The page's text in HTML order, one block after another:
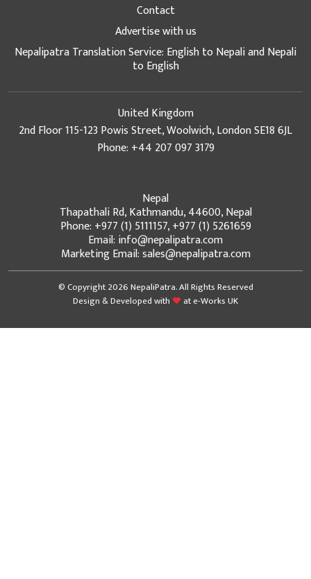
Contact
Advertise with us
Nepalipatra Translation Service: English to Nepali and Nepali
to English
United Kingdom
2nd Floor 115-123 Powis Street, Woolwich, London SE18 6JL
Phone: +44 207 097 3179
Nepal
Thapathali Rd, Kathmandu, 44600, Nepal
Phone: +977 (1) 5111157, +977 (1) 5261659
Email: info@nepalipatra.com
Marketing Email: sales@nepalipatra.com
© Copyright 2026 NepaliPatra. All Rights Reserved
Design & Developed with
ate-Works UK